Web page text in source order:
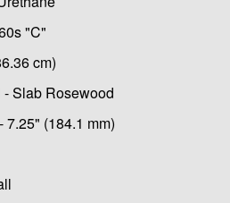
"C"
cm)
Slab Rosewood
(184.1 mm)